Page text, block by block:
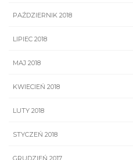
PAŹDZIERNIK 2018
LIPIEC 2018
MAJ 2018
KWIECIEŃ 2018
LUTY 2018
STYCZEŃ 2018